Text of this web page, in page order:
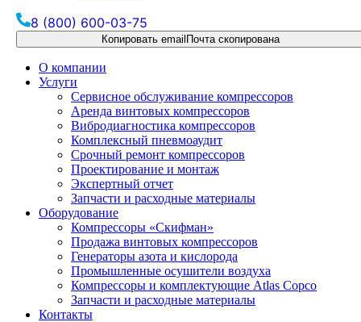
8 (800) 600-03-75
Копировать email Почта скопирована
О компании
Услуги
Сервисное обслуживание компрессоров
Аренда винтовых компрессоров
Вибродиагностика компрессоров
Комплексный пневмоаудит
Срочный ремонт компрессоров
Проектирование и монтаж
Экспертный отчет
Запчасти и расходные материалы
Оборудование
Компрессоры «Скифман»
Продажа винтовых компрессоров
Генераторы азота и кислорода
Промышленные осушители воздуха
Компрессоры и комплектующие Atlas Copco
Запчасти и расходные материалы
Контакты